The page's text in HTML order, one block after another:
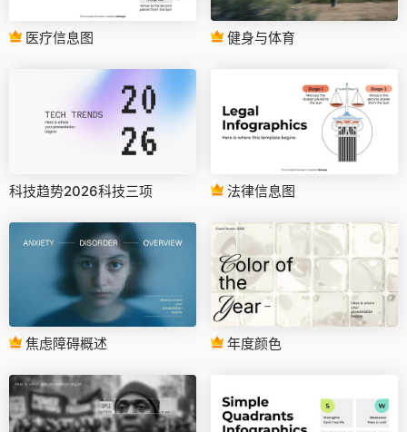
医疗信息图 健身与体育
科技趋势2026科技三项 法律信息图
焦虑障碍概述 年度颜色